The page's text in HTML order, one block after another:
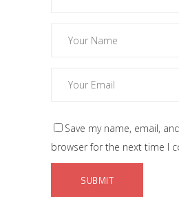
Save my name, email,
browser for the next time I